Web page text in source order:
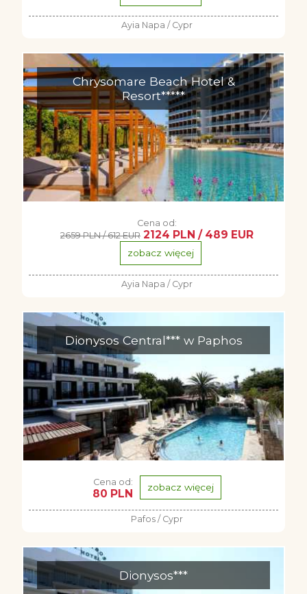
Ayia Napa / Cypr
Chrysomare Beach Hotel &
Resort*****
Cena od:
2659 PLN / 612 EUR 2124 PLN / 489 EUR
zobacz więcej
Ayia Napa / Cypr
Dionysos Central*** w Paphos
Cena od:
80 PLN zobacz więcej
Pafos / Cypr
Dionysos***